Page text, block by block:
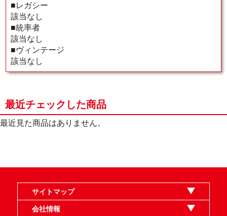
■レガシー
該当なし
■統率者
該当なし
■ヴィンテージ
該当なし
最近チェックした商品
最近見た商品はありません。
サイトマップ
オンラインショップ
買取
記事
選手一覧
デッキ検索
デッキ構築
イベント・大会
店舗のご案内
お問い合わせ
ヘルプ
FAQ
会社情報